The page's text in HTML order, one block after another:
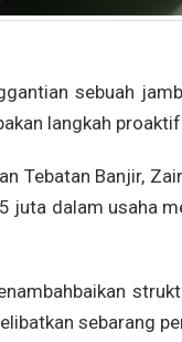
sebuah
langkah
Tebatan Banjir,
juta dalam usaha
sebarang